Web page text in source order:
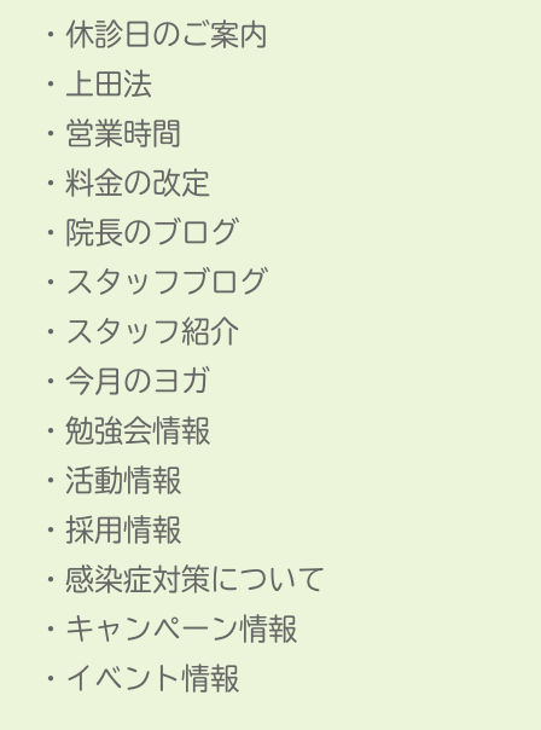
休診日のご案内
上田法
営業時間
料金の改定
院長のブログ
スタッフブログ
スタッフ紹介
今月のヨガ
勉強会情報
活動情報
採用情報
感染症対策について
キャンペーン情報
イベント情報